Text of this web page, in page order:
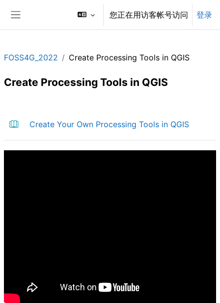
您正在用访客帐号访问 登录
FOSS4G_2022 Create Processing Tools in QGIS
Create Processing Tools in QGIS
Create Your Own Processing Tools in QGIS图书